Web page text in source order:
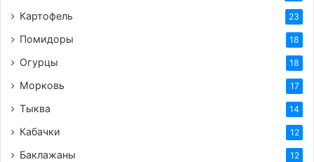
Картофель 23
Помидоры 18
Огурцы 18
Морковь 17
Тыква 14
Кабачки 12
Баклажаны 12